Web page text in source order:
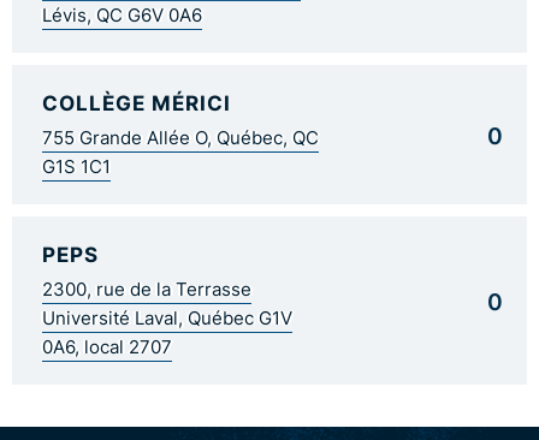
Lévis, QC G6V 0A6
COLLÈGE MÉRICI
755 Grande Allée O, Québec, QC
G1S 1C1
0
PEPS
2300, rue de la Terrasse
Université Laval, Québec G1V
0A6, local 2707
0